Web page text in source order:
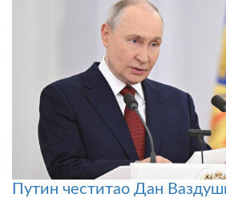
Путин честитао Дан